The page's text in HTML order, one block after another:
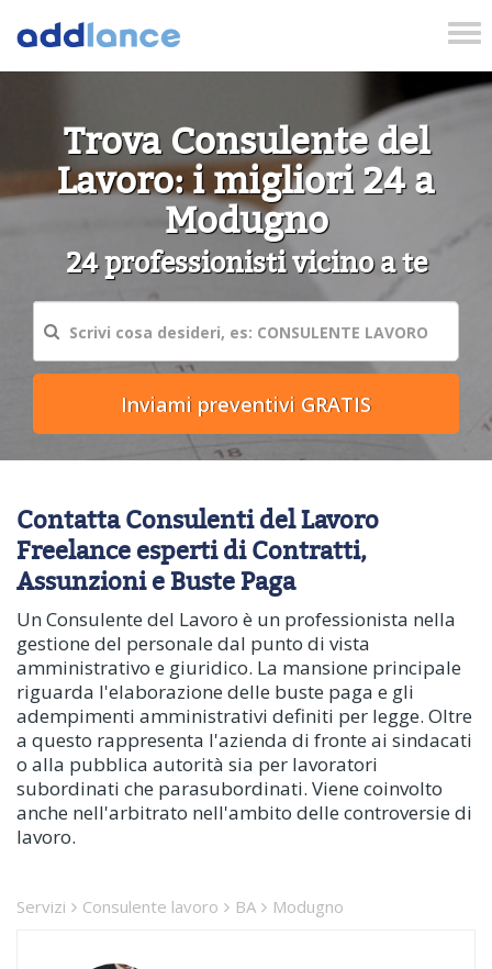
Trova Consulente del
Lavoro: i migliori 24 a
Modugno
24 professionisti vicino a te
Contatta Consulenti del Lavoro
Freelance esperti di Contratti,
Assunzioni e Buste Paga
Un Consulente del Lavoro è un professionista nella
gestione del personale dal punto di vista
amministrativo e giuridico. La mansione principale
riguarda l'elaborazione delle buste paga e gli
adempimenti amministrativi definiti per legge. Oltre
a questo rappresenta l'azienda di fronte ai sindacati
o alla pubblica autorità sia per lavoratori
subordinati che parasubordinati. Viene coinvolto
anche nell'arbitrato nell'ambito delle controversie di
lavoro.
Servizi Consulente lavoro BA Modugno